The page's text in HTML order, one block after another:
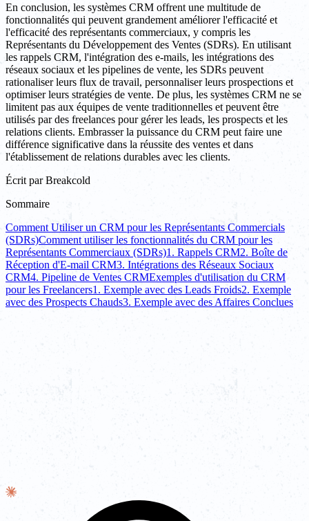
En conclusion, les systèmes CRM offrent une multitude de
fonctionnalités qui peuvent grandement améliorer l'efficacité et
l'efficacité des représentants commerciaux, y compris les
Représentants du Développement des Ventes (SDRs). En utilisant
les rappels CRM, l'intégration des e-mails, les intégrations des
réseaux sociaux et les pipelines de vente, les SDRs peuvent
rationaliser leurs flux de travail, personnaliser leurs prospections et
optimiser leurs stratégies de vente. De plus, les systèmes CRM ne se
limitent pas aux équipes de vente traditionnelles et peuvent être
utilisés par des freelances pour gérer les leads, les prospects et les
relations clients. Embrasser la puissance du CRM peut faire une
différence significative dans la réussite des ventes et dans
l'établissement de relations durables avec les clients.
Écrit par Breakcold
Sommaire
Comment Utiliser un CRM pour les Représentants Commercials
(SDRs)Comment utiliser les fonctionnalités du CRM pour les
Représentants Commerciaux (SDRs)1. Rappels CRM2. Boîte de
Réception d'E-mail CRM3. Intégrations des Réseaux Sociaux
CRM4. Pipeline de Ventes CRMExemples d'utilisation du CRM
pour les Freelancers1. Exemple avec des Leads Froids2. Exemple
avec des Prospects Chauds3. Exemple avec des Affaires Conclues